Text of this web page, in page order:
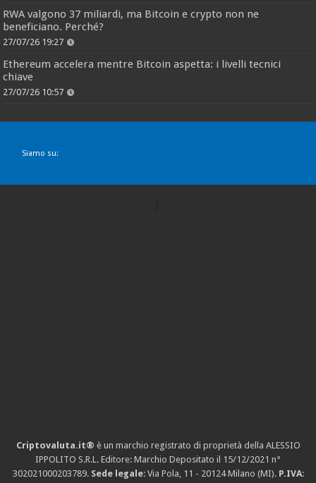
RWA valgono 37 miliardi, ma Bitcoin e crypto non ne
beneficiano. Perché?
27/07/26 19:27
Ethereum accelera mentre Bitcoin aspetta: i livelli tecnici
chiave
27/07/26 10:57
Siamo su:
Criptovaluta.it® è un marchio registrato di proprietà della ALESSIO
IPPOLITO S.R.L. Editore: Marchio Depositato il 15/12/2021 n°
302021000203789. Sede legale: Via Pola, 11 - 20124 Milano (MI). P.IVA: